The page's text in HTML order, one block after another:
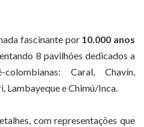
fascinante por 10.000 anos
8 pavilhões dedicados a
Caral, Chavín,
Lambayeque e Chimú/Inca.
com representações que